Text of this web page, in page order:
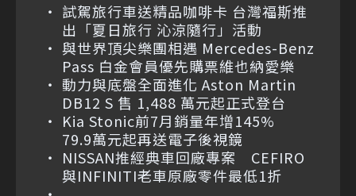
試駕旅行車送精品咖啡卡 台灣福斯推
出「夏日旅行 沁涼隨行」活動
與世界頂尖樂團相遇 Mercedes-Benz
Pass 白金會員優先購票維也納愛樂
動力與底盤全面進化 Aston Martin
DB12 S 售 1,488 萬元起正式登台
Kia Stonic前7月銷量年增145%
79.9萬元起再送電子後視鏡
NISSAN推經典車回廠專案 CEFIRO
與INFINITI老車原廠零件最低1折